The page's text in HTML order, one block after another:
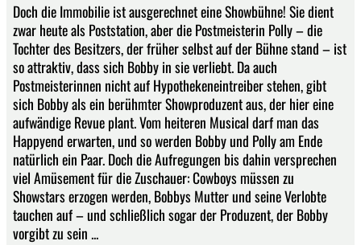
Doch die Immobilie ist ausgerechnet eine Showbühne! Sie dient
zwar heute als Poststation, aber die Postmeisterin Polly – die
Tochter des Besitzers, der früher selbst auf der Bühne stand – ist
so attraktiv, dass sich Bobby in sie verliebt. Da auch
Postmeisterinnen nicht auf Hypothekeneintreiber stehen, gibt
sich Bobby als ein berühmter Showproduzent aus, der hier eine
aufwändige Revue plant. Vom heiteren Musical darf man das
Happyend erwarten, und so werden Bobby und Polly am Ende
natürlich ein Paar. Doch die Aufregungen bis dahin versprechen
viel Amüsement für die Zuschauer: Cowboys müssen zu
Showstars erzogen werden, Bobbys Mutter und seine Verlobte
tauchen auf – und schließlich sogar der Produzent, der Bobby
vorgibt zu sein ...